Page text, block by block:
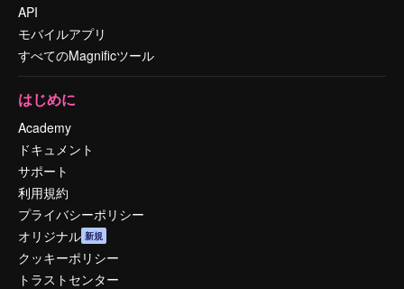
API
モバイルアプリ
すべてのMagnificツール
はじめに
Academy
ドキュメント
サポート
利用規約
プライバシーポリシー
オリジナル 新規
クッキーポリシー
トラストセンター